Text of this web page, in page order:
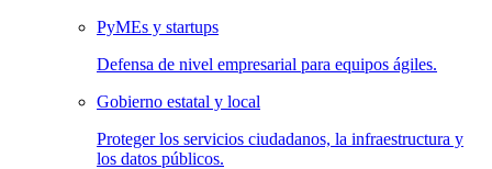
PyMEs y startups
Defensa de nivel empresarial para equipos ágiles.
Gobierno estatal y local
Proteger los servicios ciudadanos, la infraestructura y
los datos públicos.